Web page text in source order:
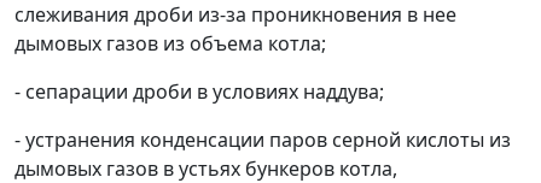
слеживания дроби из-за проникновения в нее
дымовых газов из объема котла;
- сепарации дроби в условиях наддува;
- устранения конденсации паров серной кислоты из
дымовых газов в устьях бункеров котла,